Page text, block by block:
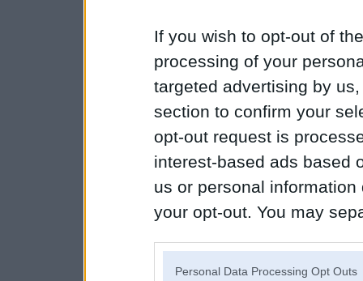
If you wish to opt-out of
processing of your
targeted advertising by
section to confirm your
opt-out request is
interest-based ads based
us or personal
your opt-out. You may
Personal Data Processing Opt Outs